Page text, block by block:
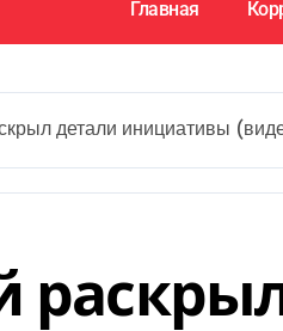
Главная
детали инициативы